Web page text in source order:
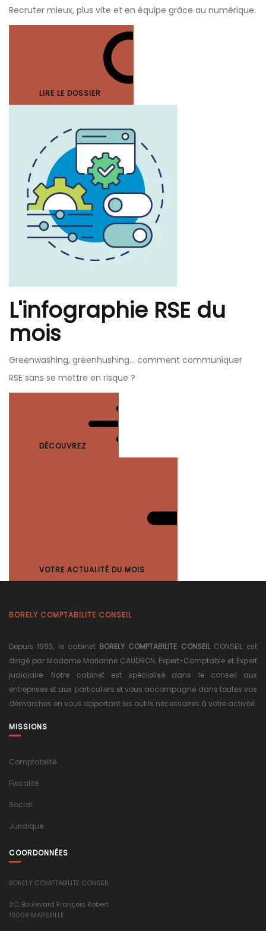
Recruter mieux, plus vite et en équipe grâce au numérique.
LIRE LE DOSSIER
L'infographie RSE du
mois
Greenwashing, greenhushing… comment communiquer
RSE sans se mettre en risque ?
DÉCOUVREZ
VOTRE ACTUALITÉ DU MOIS
BORELY COMPTABILITE CONSEIL
Depuis 1993, le cabinet BORELY COMPTABILITE CONSEILCONSEIL est
dirigé par Madame Marianne CAUDRON, Expert-Comptable et Expert
judiciaire. Notre cabinet est spécialisé dans le conseil aux
entreprises et aux particuliers et vous accompagne dans toutes vos
démarches en vous apportant les outils nécessaires à votre activité.
MISSIONS
Comptabilité
Fiscalité
Social
Juridique
COORDONNÉES
BORELY COMPTABILITE CONSEIL
2C, Boulevard François Robert
13009 MARSEILLE